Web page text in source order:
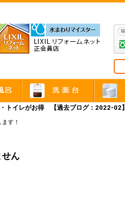
トイレがお得 【過去ブログ：2022-02】
す！
ん